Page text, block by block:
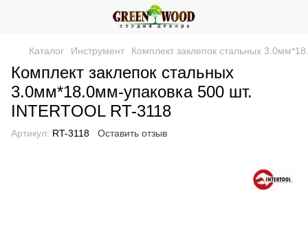
Каталог Инструмент Комплект заклепок стальных
Комплект заклепок стальных
3.0мм*18.0мм-упаковка 500 шт.
INTERTOOL RT-3118
Артикул: RT-3118 Оставить отзыв